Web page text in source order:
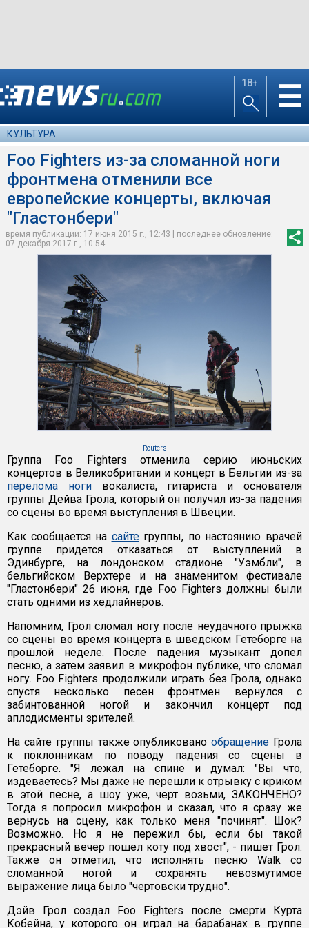
18+ ☰
КУЛЬТУРА
Foo Fighters из-за сломанной ноги
фронтмена отменили все
европейские концерты, включая
"Гластонбери"
время публикации: 17 июня 2015 г., 12:43 | последнее обновление:
07 декабря 2017 г., 10:54
Reuters
Группа Foo Fighters отменила серию июньских
концертов в Великобритании и концерт в Бельгии из-за
перелома ногивокалиста, гитариста и основателя
группы Дейва Грола, который он получил из-за падения
со сцены во время выступления в Швеции.
Как сообщается на сайтегруппы, по настоянию врачей
группе придется отказаться от выступлений в
Эдинбурге, на лондонском стадионе "Уэмбли", в
бельгийском Верхтере и на знаменитом фестивале
"Гластонбери" 26 июня, где Foo Fighters должны были
стать одними из хедлайнеров.
Напомним, Грол сломал ногу после неудачного прыжка
со сцены во время концерта в шведском Гетеборге на
прошлой неделе. После падения музыкант допел
песню, а затем заявил в микрофон публике, что сломал
ногу. Foo Fighters продолжили играть без Грола, однако
спустя несколько песен фронтмен вернулся с
забинтованной ногой и закончил концерт под
аплодисменты зрителей.
На сайте группы также опубликованообращение Грола
к поклонникам по поводу падения со сцены в
Гетеборге. "Я лежал на спине и думал: "Вы что,
издеваетесь? Мы даже не перешли к отрывку с криком
в этой песне, а шоу уже, черт возьми, ЗАКОНЧЕНО?
Тогда я попросил микрофон и сказал, что я сразу же
вернусь на сцену, как только меня "починят". Шок?
Возможно. Но я не пережил бы, если бы такой
прекрасный вечер пошел коту под хвост", - пишет Грол.
Также он отметил, что исполнять песню Walk со
сломанной ногой и сохранять невозмутимое
выражение лица было "чертовски трудно".
Дэйв Грол создал Foo Fighters после смерти Курта
Кобейна, у которого он играл на барабанах в группе